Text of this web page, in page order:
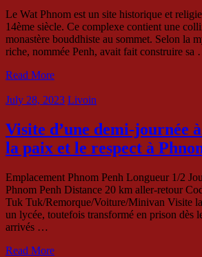
Le Wat Phnom est un site historique et
14ème siècle. Ce complexe contient une
monastère bouddhiste au sommet. Selon la
riche, nommée Penh, avait fait construire sa
Read More
July 28, 2023 Livoin
Visite d’une demi-journée
la paix et le respect à
Emplacement Phnom Penh Longueur 1/2
Phnom Penh Distance 20 km aller-retour
Tuk Tuk/Remorque/Voiture/Minivan Visite
un lycée, toutefois transformé en prison dès
arrivés …
Read More